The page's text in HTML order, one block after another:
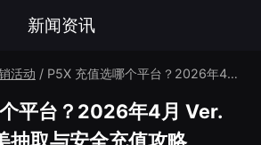
新闻资讯
活动 / P5X 充值选哪个平台？2026年4月 Ver. 3.5 桥本真由美抽取与安全充值攻略
平台？2026年4月 Ver.